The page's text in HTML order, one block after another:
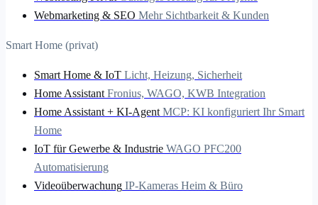
Webmarketing & SEO Mehr Sichtbarkeit & Kunden
Smart Home (privat)
Smart Home & IoT Licht, Heizung, Sicherheit
Home Assistant Fronius, WAGO, KWB Integration
Home Assistant + KI-Agent MCP: KI konfiguriert Ihr Smart
Home
IoT für Gewerbe & Industrie WAGO PFC200
Automatisierung
Videoüberwachung IP-Kameras Heim & Büro